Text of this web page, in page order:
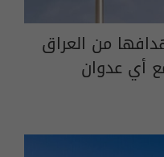
من العراق
أي عدوان